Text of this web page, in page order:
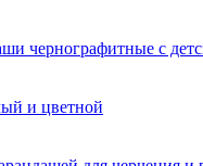
чернографитные с
и цветной